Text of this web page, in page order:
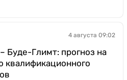
4 августа 09:02
Глимт: прогноз на
квалификационного